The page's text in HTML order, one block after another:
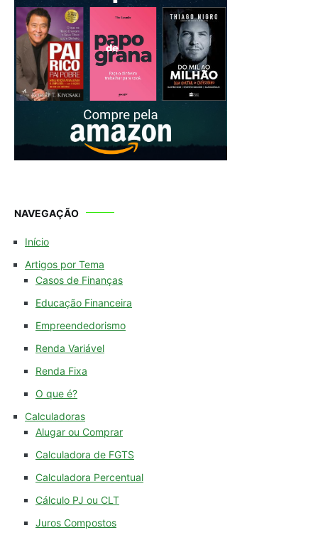
NAVEGAÇÃO
Início
Artigos por Tema
Casos de Finanças
Educação Financeira
Empreendedorismo
Renda Variável
Renda Fixa
O que é?
Calculadoras
Alugar ou Comprar
Calculadora de FGTS
Calculadora Percentual
Cálculo PJ ou CLT
Juros Compostos